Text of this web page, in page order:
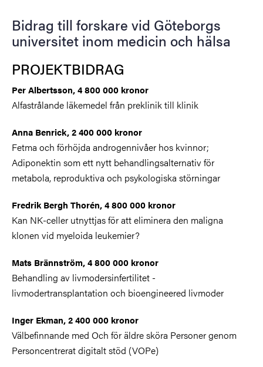
Bidrag till forskare vid Göteborgs
universitet inom medicin och hälsa
PROJEKTBIDRAG
Per Albertsson, 4 800 000 kronor
Alfastrålande läkemedel från preklinik till klinik
Anna Benrick, 2 400 000 kronor
Fetma och förhöjda androgennivåer hos kvinnor;
Adiponektin som ett nytt behandlingsalternativ för
metabola, reproduktiva och psykologiska störningar
Fredrik Bergh Thorén, 4 800 000 kronor
Kan NK-celler utnyttjas för att eliminera den maligna
klonen vid myeloida leukemier?
Mats Brännström, 4 800 000 kronor
Behandling av livmodersinfertilitet -
livmodertransplantation och bioengineered livmoder
Inger Ekman, 2 400 000 kronor
Välbefinnande med Och för äldre sköra Personer genom
Personcentrerat digitalt stöd (VOPe)